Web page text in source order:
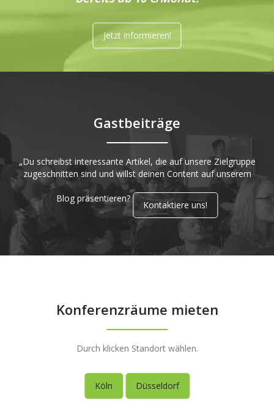
Jetzt informieren!
Gastbeiträge
„Du schreibst interessante Artikel, die auf unsere Zielgruppe
zugeschnitten sind und willst deinen Content auf unserem
Blog präsentieren?
Kontaktiere uns!
Konferenzräume mieten
Durch klicken Standort wählen.
Köln Düsseldorf